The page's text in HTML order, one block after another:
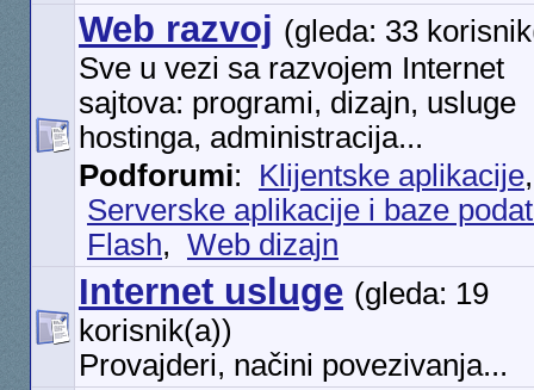
Web razvoj (gleda: 33
Sve u vezi sa razvojem Internet
sajtova: programi, dizajn, usluge
hostinga, administracija...
Podforumi: Klijentske aplikacije
Serverske aplikacije i baze
Flash, Web dizajn
Internet usluge (gleda: 19
korisnik(a))
Provajderi, načini povezivanja...